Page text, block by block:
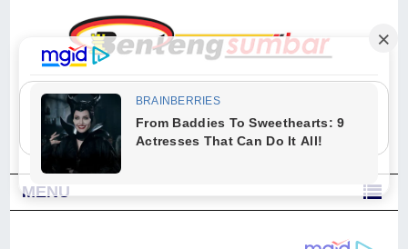
"Sesungguhnya Allah dan para malaikat-Nya berselawat untuk Nabi.
Wahai orang-orang yang beriman, berselawatlah kamu untuk Nabi dan
ucapkanlah salam dengan penuh penghormatan kepadanya." (Qs. Al
Ahzab Ayat 56)
MENU